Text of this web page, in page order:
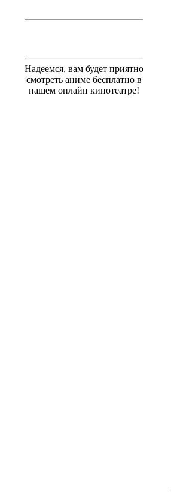
Надеемся, вам будет приятно
смотреть аниме бесплатно в
нашем онлайн кинотеатре!